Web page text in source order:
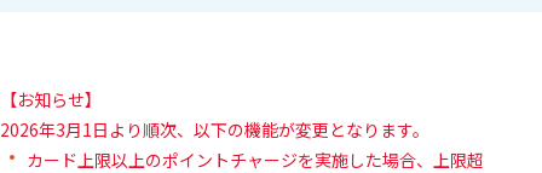
【お知らせ】
2026年3月1日より順次、以下の機能が変更となります。
カード上限以上のポイントチャージを実施した場合、上限超